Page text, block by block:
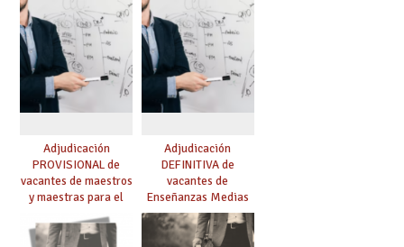
Adjudicación
PROVISIONAL de
vacantes de maestros
y maestras para el
curso 26-27
Adjudicación
DEFINITIVA de
vacantes de
Enseñanzas Medias
para el curso 26-27